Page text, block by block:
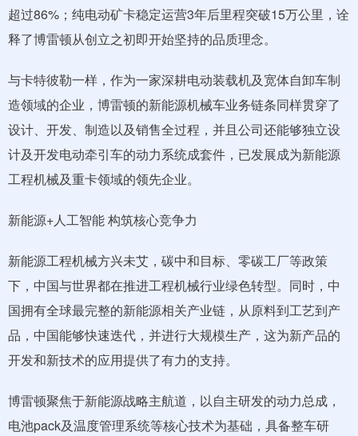
超过86%；纯电动矿卡稳定运营3年后里程突破15万公里，诠
释了博雷顿从创立之初即开始坚持的品质理念。
与卡特彼勒一样，作为一家深耕电动装载机及宽体自卸车制
造领域的企业，博雷顿的新能源机械车业务链条同样贯穿了
设计、开发、制造以及销售全过程，并且公司还能够独立设
计及开发电动牵引车的动力系统成套件，已发展成为新能源
工程机械及重卡领域的领先企业。
新能源+人工智能 构筑核心竞争力
新能源工程机械方兴未艾，碳中和目标、零碳工厂等政策
下，中国与世界都在推进工程机械行业绿色转型。同时，中
国拥有全球最完整的新能源相关产业链，从原料到工艺到产
品，中国能够快速迭代，并进行大规模生产，这为新产品的
开发和新技术的应用提供了有力的支持。
博雷顿聚焦于新能源战略主航道，以自主研发的动力总成，
电池pack及温度管理系统等核心技术为基础，具备整车研